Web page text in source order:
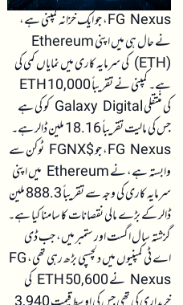
FG Nexus، جو ایک خزانہ کمپنی ہے،
نے حال ہی میں اپنی Ethereum
(ETH) کی سرمایہ کاری میں نمایاں کمی کی
ہے۔ کمپنی نے تقریباً 10,000 ETH
کی منتقلی Galaxy Digital کو کی ہے
جس کی مالیت تقریباً 18.16 ملین ڈالر ہے۔
FG Nexus، جو $FGNX ٹوکن سے
وابستہ ہے، نے Ethereum میں اپنی
سرمایہ کاری کی وجہ سے تقریباً 888.3 ملین
ڈالر کے بڑے مالی نقصانات کا سامنا کیا ہے۔
گزشتہ سال اگست اور ستمبر میں، جب ڈی
اے ٹی کمپنیوں میں دلچسپی بڑھ رہی تھی، FG
Nexus نے 50,600 ETH کی